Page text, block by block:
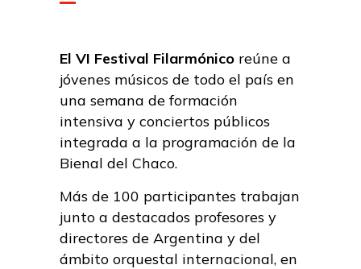
El VI Festival Filarmónico reúne a
jóvenes músicos de todo el país en
una semana de formación
intensiva y conciertos públicos
integrada a la programación de la
Bienal del Chaco.
Más de 100 participantes trabajan
junto a destacados profesores y
directores de Argentina y del
ámbito orquestal internacional, en